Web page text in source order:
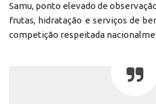
Samu, ponto elevado de
frutas, hidratação e serviços de
competição respeitada